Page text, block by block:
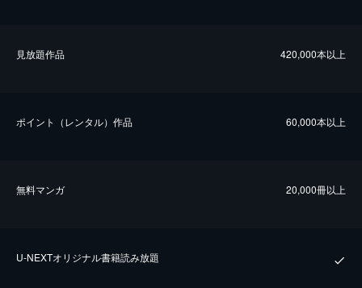
⾒放題作品 420,000本以上
ポイント（レンタル）作品 60,000本以上
無料マンガ 20,000冊以上
U-NEXTオリジナル書籍読み放題